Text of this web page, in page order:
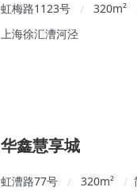
虹梅路1123号 / 320m²
上海徐汇漕河泾
华鑫慧享城
虹漕路77号 / 320m² /